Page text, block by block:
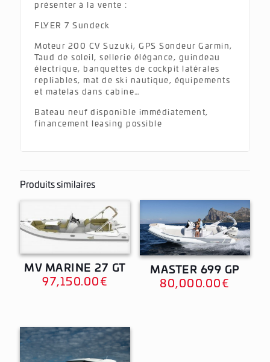
présenter à la vente :
FLYER 7 Sundeck
Moteur 200 CV Suzuki, GPS Sondeur Garmin,
Taud de soleil, sellerie élégance, guindeau
électrique, banquettes de cockpit latérales
repliables, mat de ski nautique, équipements
et matelas dans cabine…
Bateau neuf disponible immédiatement,
financement leasing possible
Produits similaires
MV MARINE 27 GT
97,150.00€
MASTER 699 GP
80,000.00€